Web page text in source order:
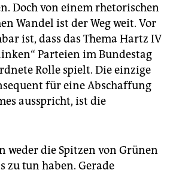
Doch von einem rhetorischen
Wandel ist der Weg weit. Vor
ist, dass das Thema Hartz IV
Parteien im Bundestag
Rolle spielt. Die einzige
für eine Abschaffung
ausspricht, ist die
weder die Spitzen von Grünen
zu tun haben. Gerade